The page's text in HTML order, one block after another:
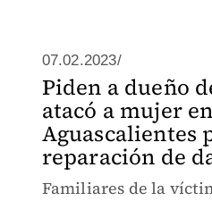
07.02.2023/
Piden a dueño
atacó a mujer en
Aguascalientes
reparación de
Familiares de la